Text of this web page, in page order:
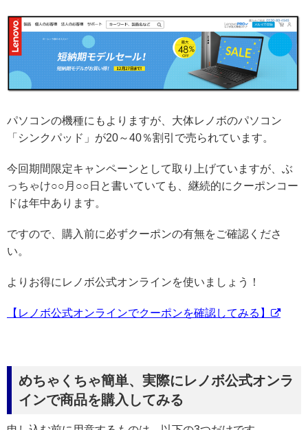
パソコンの機種にもよりますが、大体レノボのパソコン
「シンクパッド」が20～40％割引で売られています。
今回期間限定キャンペーンとして取り上げていますが、ぶ
っちゃけ○○月○○日と書いていても、継続的にクーポンコー
ドは年中あります。
ですので、購入前に必ずクーポンの有無をご確認くださ
い。
よりお得にレノボ公式オンラインを使いましょう！
【レノボ公式オンラインでクーポンを確認してみる】
めちゃくちゃ簡単、実際にレノボ公式オンラ
インで商品を購入してみる